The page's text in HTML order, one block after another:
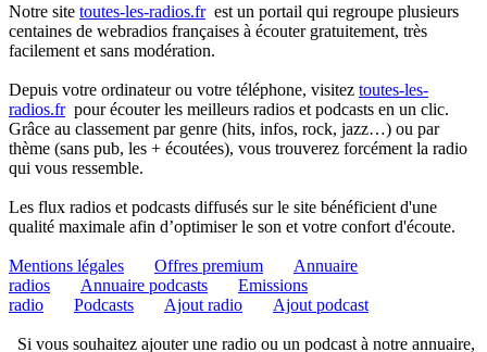
Notre site toutes-les-radios.frest un portail qui regroupe plusieurs
centaines de webradios françaises à écouter gratuitement, très
facilement et sans modération.
Depuis votre ordinateur ou votre téléphone, visitez toutes-les-
radios.frpour écouter les meilleurs radios et podcasts en un clic.
Grâce au classement par genre (hits, infos, rock, jazz…) ou par
thème (sans pub, les + écoutées), vous trouverez forcément la radio
qui vous ressemble.
Les flux radios et podcasts diffusés sur le site bénéficient d'une
qualité maximale afin d’optimiser le son et votre confort d'écoute.
Mentions légales Offres premium
Annuaire
radios
Annuaire podcasts
Emissions
radio
Podcasts Ajout radio Ajout podcast
Si vous souhaitez ajouter une radio ou un podcast à notre annuaire,